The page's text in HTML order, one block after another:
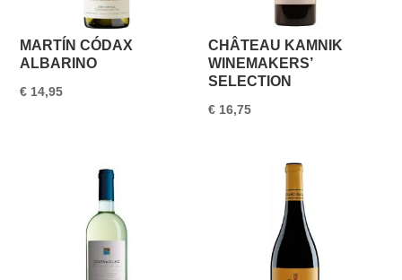
MARTÍN CÓDAX
ALBARINO
€ 14,95
CHÂTEAU KAMNIK
WINEMAKERS’
SELECTION
€ 16,75